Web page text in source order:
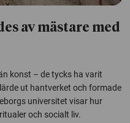
av mästare med
konst – de tycks ha varit
ut hantverket och formade
universitet visar hur
och socialt liv.